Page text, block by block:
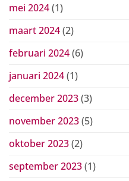
mei 2024(1)
maart 2024(2)
februari 2024(6)
januari 2024(1)
december 2023(3)
november 2023(5)
oktober 2023(2)
september 2023(1)